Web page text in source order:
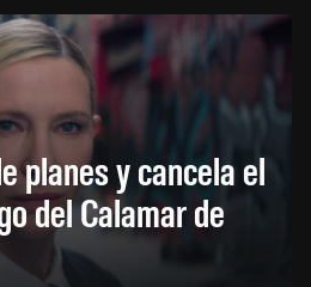
planes y cancela el
del Calamar de